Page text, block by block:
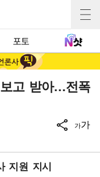
포토
고 받아…전폭
가가
지원 지시